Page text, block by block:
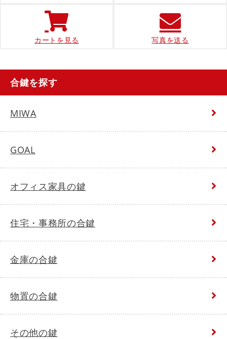
カートを見る 写真を送る
合鍵を探す
MIWA
GOAL
オフィス家具の鍵
住宅・事務所の合鍵
金庫の合鍵
物置の合鍵
その他の鍵